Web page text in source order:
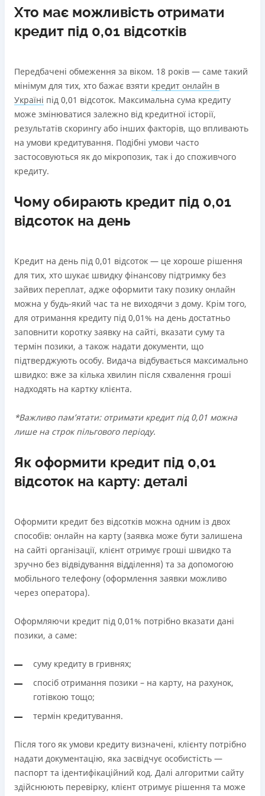
Хто має можливість отримати
кредит під 0,01 відсотків
Передбачені обмеження за віком. 18 років — саме такий
мінімум для тих, хто бажає взяти кредит онлайн в
Україні під 0,01 відсоток. Максимальна сума кредиту
може змінюватися залежно від кредитної історії,
результатів скорингу або інших факторів, що впливають
на умови кредитування. Подібні умови часто
застосовуються як до мікропозик, так і до споживчого
кредиту.
Чому обирають кредит під 0,01
відсоток на день
Кредит на день під 0,01 відсоток — це хороше рішення
для тих, хто шукає швидку фінансову підтримку без
зайвих переплат, адже оформити таку позику онлайн
можна у будь-який час та не виходячи з дому. Крім того,
для отримання кредиту під 0,01% на день достатньо
заповнити коротку заявку на сайті, вказати суму та
термін позики, а також надати документи, що
підтверджують особу. Видача відбувається максимально
швидко: вже за кілька хвилин після схвалення гроші
надходять на картку клієнта.
*Важливо памʼятати: отримати кредит під 0,01 можна
лише на строк пільгового періоду.
Як оформити кредит під 0,01
відсоток на карту: деталі
Оформити кредит без відсотків можна одним із двох
способів: онлайн на карту (заявка може бути залишена
на сайті організації, клієнт отримує гроші швидко та
зручно без відвідування відділення) та за допомогою
мобільного телефону (оформлення заявки можливо
через оператора).
Оформляючи кредит під 0,01% потрібно вказати дані
позики, а саме:
суму кредиту в гривнях;
спосіб отримання позики – на карту, на рахунок,
готівкою тощо;
термін кредитування.
Після того як умови кредиту визначені, клієнту потрібно
надати документацію, яка засвідчує особистість —
паспорт та ідентифікаційний код. Далі алгоритми сайту
здійснюють перевірку, клієнт отримує рішення та може